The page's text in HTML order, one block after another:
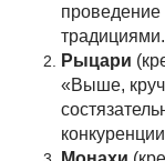
проведение
традициями.
Рыцари
«Выше,